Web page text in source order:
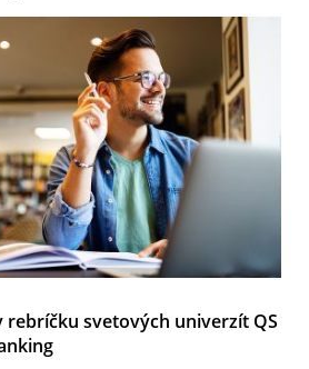
rebríčku svetových univerzít QS